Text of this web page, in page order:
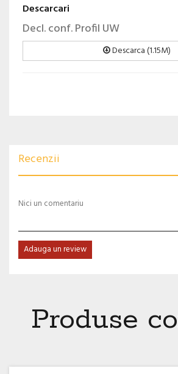
Descarcari
Decl. conf. Profil UW
Descarca (1.15M)
Recenzii
Nici un comentariu
Adauga un review
Produse